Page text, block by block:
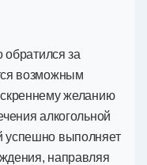
обратился за
возможным
желанию
алкогольной
успешно выполняет
направляя